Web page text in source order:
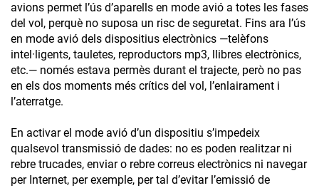
avions permet l’ús d’aparells en mode avió a totes les fases
del vol, perquè no suposa un risc de seguretat. Fins ara l’ús
en mode avió dels dispositius electrònics —telèfons
intel·ligents, tauletes, reproductors mp3, llibres electrònics,
etc.— només estava permès durant el trajecte, però no pas
en els dos moments més crítics del vol, l’enlairament i
l’aterratge.
En activar el mode avió d’un dispositiu s’impedeix
qualsevol transmissió de dades: no es poden realitzar ni
rebre trucades, enviar o rebre correus electrònics ni navegar
per Internet, per exemple, per tal d’evitar l’emissió de